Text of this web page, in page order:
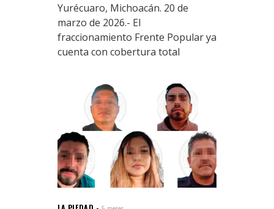
Yurécuaro, Michoacán. 20 de
marzo de 2026.- El
fraccionamiento Frente Popular ya
cuenta con cobertura total